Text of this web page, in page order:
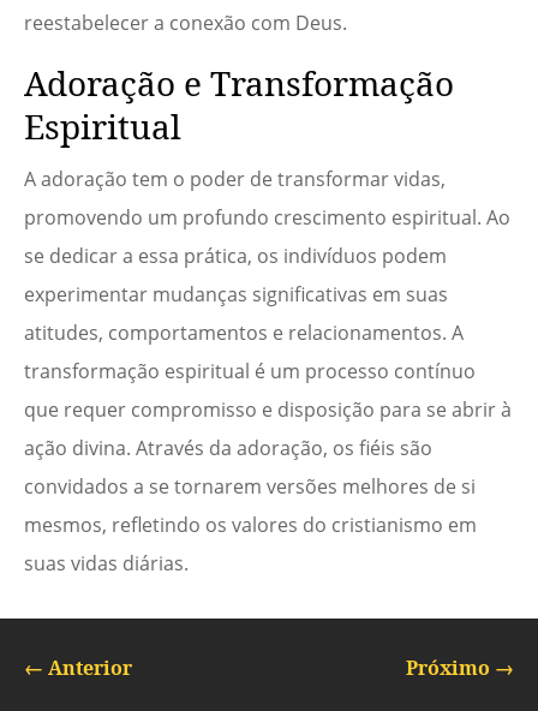
reestabelecer a conexão com Deus.
Adoração e Transformação
Espiritual
A adoração tem o poder de transformar vidas,
promovendo um profundo crescimento espiritual. Ao
se dedicar a essa prática, os indivíduos podem
experimentar mudanças significativas em suas
atitudes, comportamentos e relacionamentos. A
transformação espiritual é um processo contínuo
que requer compromisso e disposição para se abrir à
ação divina. Através da adoração, os fiéis são
convidados a se tornarem versões melhores de si
mesmos, refletindo os valores do cristianismo em
suas vidas diárias.
← Anterior Próximo →